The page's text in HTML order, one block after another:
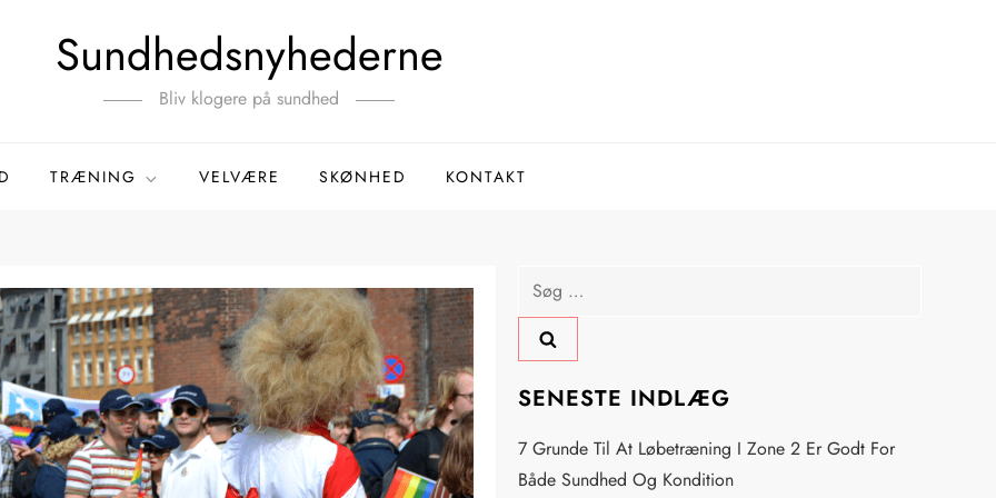
Sundhedsnyhederne
Bliv klogere på sundhed
TRÆNING VELVÆRE SKØNHED KONTAKT
Søg
efter:
SENESTE INDLÆG
7 Grunde Til At Løbetræning I Zone 2 Er Godt For
Både Sundhed Og Kondition